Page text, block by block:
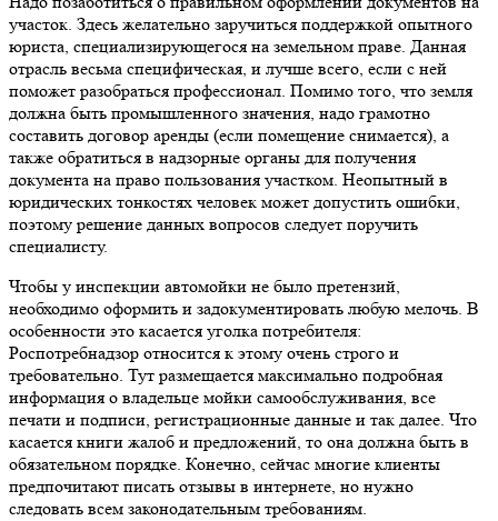
участок. Здесь желательно заручиться поддержкой опытного
юриста, специализирующегося на земельном праве. Данная
отрасль весьма специфическая, и лучше всего, если с ней
поможет разобраться профессионал. Помимо того, что земля
должна быть промышленного значения, надо грамотно
составить договор аренды (если помещение снимается), а
также обратиться в надзорные органы для получения
документа на право пользования участком. Неопытный в
юридических тонкостях человек может допустить ошибки,
поэтому решение данных вопросов следует поручить
специалисту.
Чтобы у инспекции автомойки не было претензий,
необходимо оформить и задокументировать любую мелочь. В
особенности это касается уголка потребителя:
Роспотребнадзор относится к этому очень строго и
требовательно. Тут размещается максимально подробная
информация о владельце мойки самообслуживания, все
печати и подписи, регистрационные данные и так далее. Что
касается книги жалоб и предложений, то она должна быть в
обязательном порядке. Конечно, сейчас многие клиенты
предпочитают писать отзывы в интернете, но нужно
следовать всем законодательным требованиям.